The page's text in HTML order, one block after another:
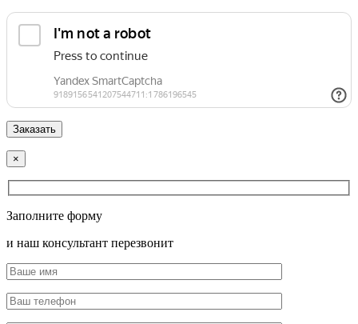
×
Заполните форму
и наш консультант перезвонит